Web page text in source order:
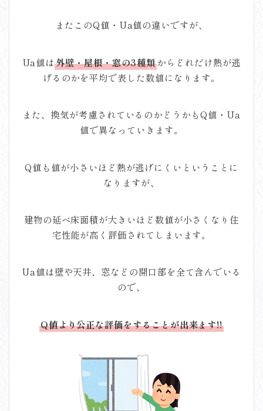
またこのQ値・Ua値の違いですが、
Ua値は外壁・屋根・窓の3種類からどれだけ熱が逃
げるのかを平均で表した数値になります。
また、換気が考慮されているのかどうかもQ値・Ua
値で異なっていきます。
Q値も値が小さいほど熱が逃げにくいということに
なりますが、
建物の延べ床面積が大きいほど数値が小さくなり住
宅性能が高く評価されてしまいます。
Ua値は壁や天井、窓などの開口部を全て含んでいる
ので、
Q値より公正な評価をすることが出来ます!!